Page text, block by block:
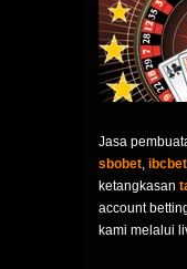
Jasa
sbobet, ibcbet
ketangkasan
account
kami melalui